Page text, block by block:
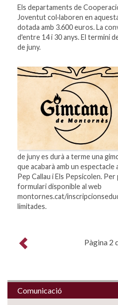
Els departaments de
Joventut col·laboren en
dotada amb 3.600 euros. La
d'entre 14 i 30 anys. El termini
de juny.
de juny es durà a terme una
que acabarà amb un espectacle
Pep Callau i Els Pepsicolen.
formulari disponible al web
montornes.cat/
limitades.
Pàgina 2
Comunicació